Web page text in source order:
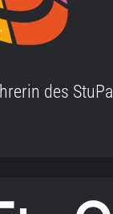
des StuPa